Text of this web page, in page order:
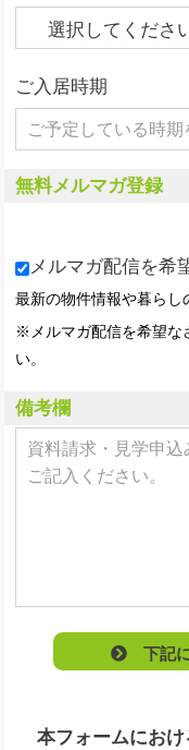
ご入居時期
無料メルマガ登録
メルマガ配信を希
最新の物件情報や暮らし
※メルマガ配信を希望な
い。
備考欄
下記に
本フォームにお